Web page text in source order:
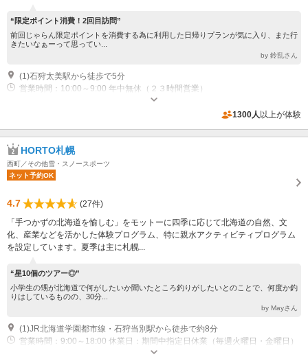
“限定ポイント消費！2回目訪問”
前回じゃらん限定ポイントを消費する為に利用した日帰りプランが気に入り、また行
きたいなぁーって思ってい...
by 鈴乱さん
(1)石狩太美駅から徒歩で5分
営業時間：10:00～9:00 年中無休（２３時間営業）
1300人 以上が体験
HORTO札幌
西町／その他雪・スノースポーツ
ネット予約OK
4.7
(27件)
「手つかずの北海道を愉しむ」をモットーに四季に応じて北海道の自然、文
化、産業などを活かした体験プログラム、特に親水アクティビティプログラム
を設定しています。夏季は主に札幌...
“星10個のツアー◎”
小学生の甥が北海道で何がしたいか聞いたところ釣りがしたいとのことで、何度か釣
りはしているものの、30分...
by Mayさん
(1)JR北海道学園都市線・石狩当別駅から徒歩で約8分
営業時間：9:00～18:00 休業日：期間中指定日休業（毎週火曜日・金曜日）
営業：4月中旬～11月上旬（夏季） 12月下旬～3月下旬（冬季）